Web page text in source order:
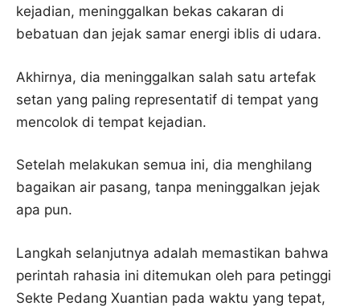
kejadian, meninggalkan bekas cakaran di
bebatuan dan jejak samar energi iblis di udara.
Akhirnya, dia meninggalkan salah satu artefak
setan yang paling representatif di tempat yang
mencolok di tempat kejadian.
Setelah melakukan semua ini, dia menghilang
bagaikan air pasang, tanpa meninggalkan jejak
apa pun.
Langkah selanjutnya adalah memastikan bahwa
perintah rahasia ini ditemukan oleh para petinggi
Sekte Pedang Xuantian pada waktu yang tepat,